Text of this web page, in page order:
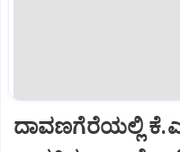
ದಾವಣಗೆರೆಯಲ್ಲಿ